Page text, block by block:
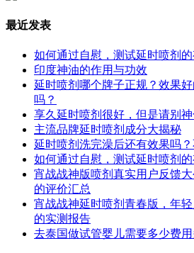
最近发表
如何通过自慰，测试延时喷剂的
印度神油的作用与功效
延时喷剂哪个牌子正规？效果
吗？
享久延时喷剂很好，但是请别
主流品牌延时喷剂成分大揭秘
延时喷剂洗完澡后还有效果吗
如何通过自慰，测试延时喷剂的
宵战战神版喷剂真实用户反馈
的评价汇总
宵战战神延时喷剂青春版，年
的实测报告
去泰国做试管婴儿需要多少费